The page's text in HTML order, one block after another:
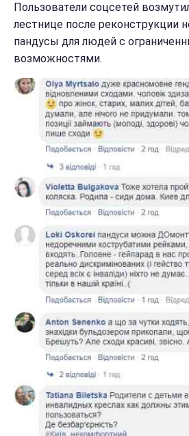
Пользователи соцсетей
лестнице после реконструкции
пандусы для людей с
возможностями.